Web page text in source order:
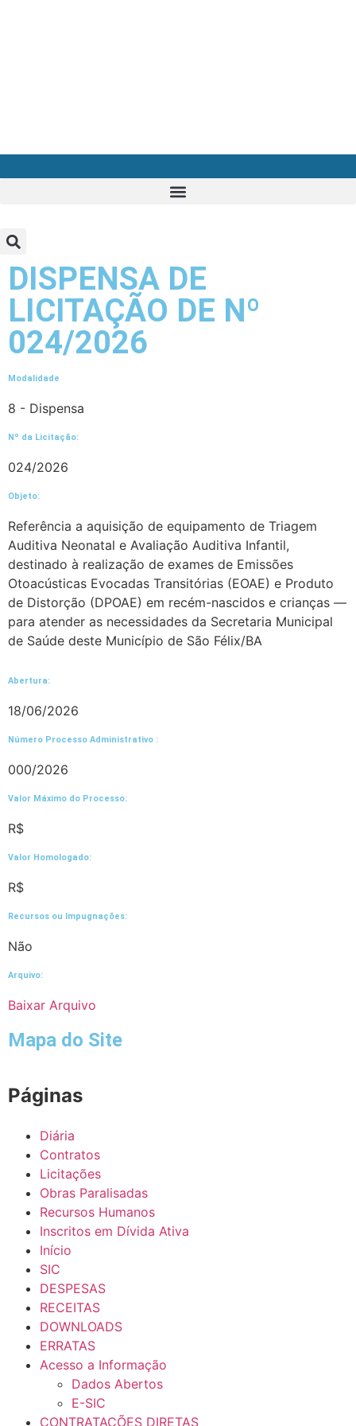
DISPENSA DE
LICITAÇÃO DE Nº
024/2026
Modalidade
8 - Dispensa
Nº da Licitação: ​​
024/2026
Objeto:
Referência a aquisição de equipamento de Triagem
Auditiva Neonatal e Avaliação Auditiva Infantil,
destinado à realização de exames de Emissões
Otoacústicas Evocadas Transitórias (EOAE) e Produto
de Distorção (DPOAE) em recém-nascidos e crianças —
para atender as necessidades da Secretaria Municipal
de Saúde deste Município de São Félix/BA
Abertura:
18/06/2026
Número Processo Administrativo :
000/2026
Valor Máximo do Processo: ​
R$
Valor Homologado: ​
R$
Recursos ou Impugnações: ​
Não
Arquivo:
Baixar Arquivo
Mapa do Site
Páginas
Diária
Contratos
Licitações
Obras Paralisadas
Recursos Humanos
Inscritos em Dívida Ativa
Início
SIC
DESPESAS
RECEITAS
DOWNLOADS
ERRATAS
Acesso a Informação
Dados Abertos
E-SIC
CONTRATAÇÕES DIRETAS